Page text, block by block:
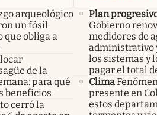
arqueológico
un fósil
que obliga a
de la
para qué
beneficios
cerró la
Plan
Gobierno
medidores de
administrativo
los sistemas y
pagar el total
Clima
presente en
estos